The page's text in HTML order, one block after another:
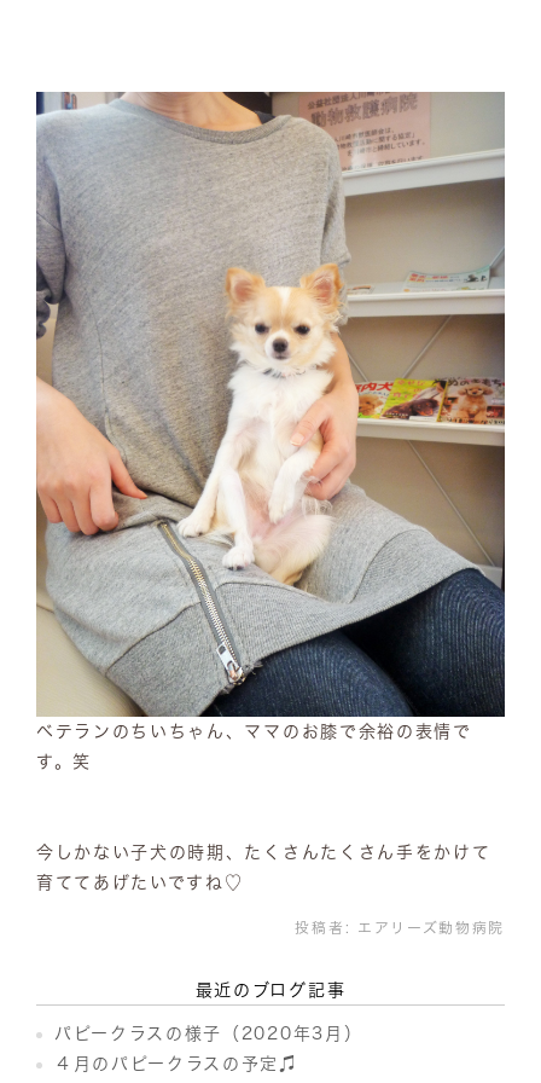
ベテランのちいちゃん、ママのお膝で余裕の表情で
す。笑
今しかない子犬の時期、たくさんたくさん手をかけて
育ててあげたいですね♡
投稿者: エアリーズ動物病院
最近のブログ記事
パピークラスの様子（2020年3月）
４月のパピークラスの予定♫